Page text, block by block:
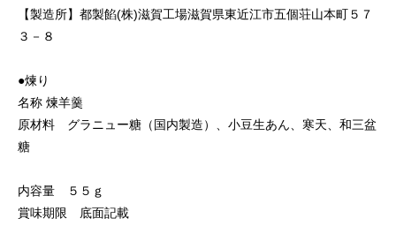
【製造所】都製餡(株)滋賀工場滋賀県東近江市五個荘山本町５７
３－８
●煉り
名称 煉羊羹
原材料 グラニュー糖（国内製造）、小豆生あん、寒天、和三盆
糖
内容量 ５５ｇ
賞味期限 底面記載